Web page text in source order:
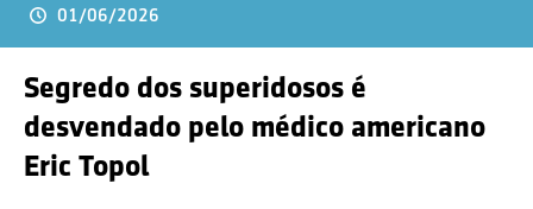
01/06/2026
Segredo dos superidosos é
desvendado pelo médico americano
Eric Topol